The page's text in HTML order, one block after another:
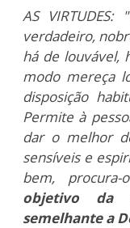
AS
verdadeiro,
há de louvável,
modo mereça
disposição
Permite à
dar o melhor
sensíveis e
bem,
objetivo da
semelhante a